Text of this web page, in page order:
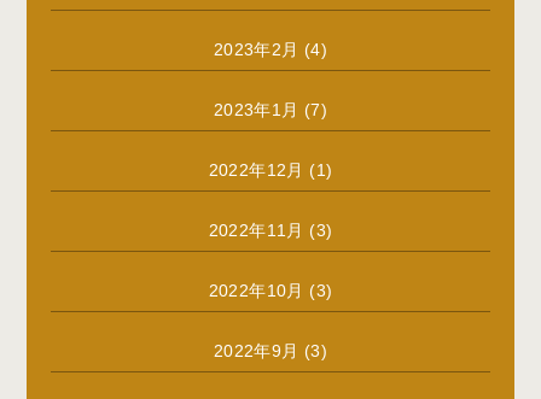
2023年2月 (4)
2023年1月 (7)
2022年12月 (1)
2022年11月 (3)
2022年10月 (3)
2022年9月 (3)